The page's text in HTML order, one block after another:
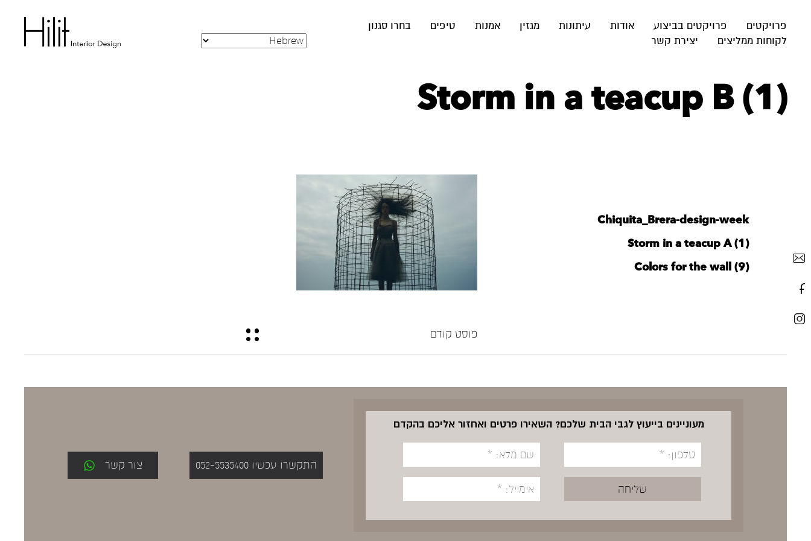
פרויקטים פרויקטים בביצוע אודות עיתונות מגזין אמנות טיפים
בחרו סגנון
לקוחות ממליצים
יצירת קשר
Storm in a teacup B (1)
Chiquita_Brera-design-week
Storm in a teacup A (1)
Colors for the wall (9)
פוסט קודם
מעוניינים בייעוץ לגבי הבית שלכם? השאירו פרטים ואחזור אליכם בהקדם
התקשרו עכשיו 052-5535400 צור קשר